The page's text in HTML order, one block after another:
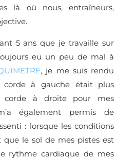
là où nous, entraîneurs,
5 ans que je travaille sur
eu un peu de mal à
, je me suis rendu
à gauche était plus
à droite pour mes
également permis de
: lorsque les conditions
que le sol de mes pistes est
rythme cardiaque de mes